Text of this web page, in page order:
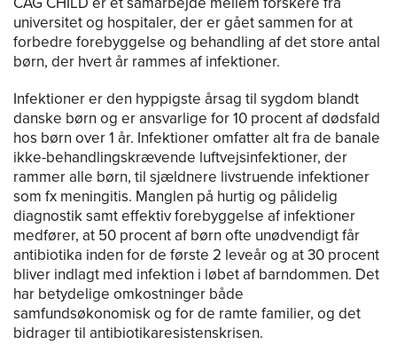
universitet og hospitaler, der er gået sammen for at
forbedre forebyggelse og behandling af det store antal
børn, der hvert år rammes af infektioner.
Infektioner er den hyppigste årsag til sygdom blandt
danske børn og er ansvarlige for 10 procent af dødsfald
hos børn over 1 år. Infektioner omfatter alt fra de banale
ikke-behandlingskrævende luftvejsinfektioner, der
rammer alle børn, til sjældnere livstruende infektioner
som fx meningitis. Manglen på hurtig og pålidelig
diagnostik samt effektiv forebyggelse af infektioner
medfører, at 50 procent af børn ofte unødvendigt får
antibiotika inden for de første 2 leveår og at 30 procent
bliver indlagt med infektion i løbet af barndommen. Det
har betydelige omkostninger både
samfundsøkonomisk og for de ramte familier, og det
bidrager til antibiotikaresistenskrisen.